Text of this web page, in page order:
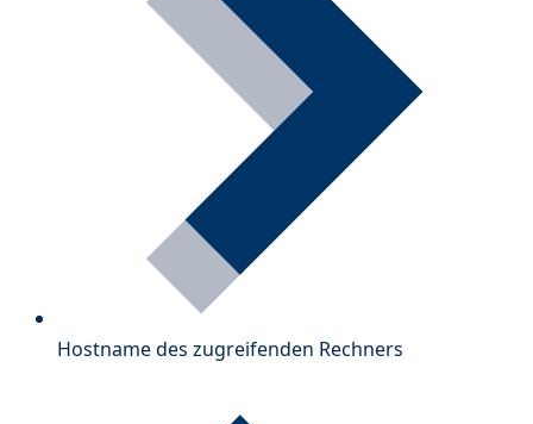
Hostname des zugreifenden Rechners